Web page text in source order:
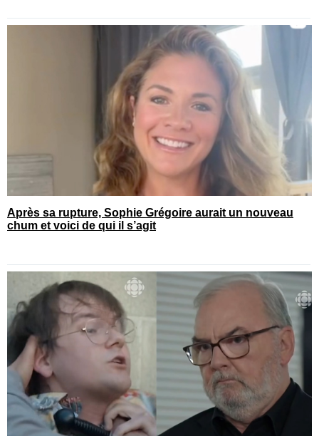
Après sa rupture, Sophie Grégoire aurait un nouveau
chum et voici de qui il s’agit